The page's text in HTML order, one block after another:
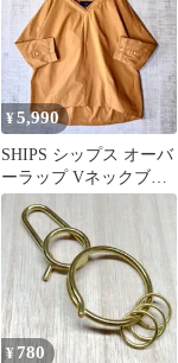
¥5,990
SHIPS シップス オーバ
ーラップ Vネックブラ
ウス オレンジ プルオー
バー
¥780